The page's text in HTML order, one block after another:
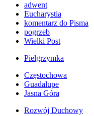
adwent
Eucharystia
komentarz do Pisma
pogrzeb
Wielki Post
Pielgrzymka
Częstochowa
Guadalupe
Jasna Góra
Rozwój Duchowy